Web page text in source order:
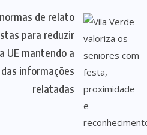
de relato
para reduzir
UE mantendo a
informações
relatadas